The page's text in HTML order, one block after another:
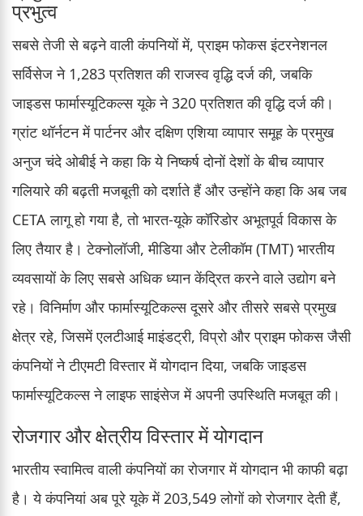
प्रभुत्व
सबसे तेजी से बढ़ने वाली कंपनियों में, प्राइम फोकस इंटरनेशनल
सर्विसेज ने 1,283 प्रतिशत की राजस्व वृद्धि दर्ज की, जबकि
जाइडस फार्मास्यूटिकल्स यूके ने 320 प्रतिशत की वृद्धि दर्ज की।
ग्रांट थॉर्नटन में पार्टनर और दक्षिण एशिया व्यापार समूह के प्रमुख
अनुज चंदे ओबीई ने कहा कि ये निष्कर्ष दोनों देशों के बीच व्यापार
गलियारे की बढ़ती मजबूती को दर्शाते हैं और उन्होंने कहा कि अब जब
CETA लागू हो गया है, तो भारत-यूके कॉरिडोर अभूतपूर्व विकास के
लिए तैयार है। टेक्नोलॉजी, मीडिया और टेलीकॉम (TMT) भारतीय
व्यवसायों के लिए सबसे अधिक ध्यान केंद्रित करने वाले उद्योग बने
रहे। विनिर्माण और फार्मास्यूटिकल्स दूसरे और तीसरे सबसे प्रमुख
क्षेत्र रहे, जिसमें एलटीआई माइंडट्री, विप्रो और प्राइम फोकस जैसी
कंपनियों ने टीएमटी विस्तार में योगदान दिया, जबकि जाइडस
फार्मास्यूटिकल्स ने लाइफ साइंसेज में अपनी उपस्थिति मजबूत की।
रोजगार और क्षेत्रीय विस्तार में योगदान
भारतीय स्वामित्व वाली कंपनियों का रोजगार में योगदान भी काफी बढ़ा
है। ये कंपनियां अब पूरे यूके में 203,549 लोगों को रोजगार देती हैं,